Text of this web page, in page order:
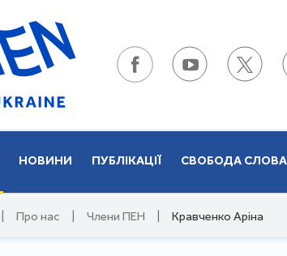
НОВИНИ ПУБЛІКАЦІЇ СВОБОДА СЛОВА
Про нас Члени ПЕН Кравченко Аріна